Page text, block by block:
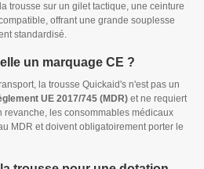
trousse sur un gilet tactique, une ceinture
offrant une grande souplesse
standardisé.
un marquage CE ?
la trousse Quickaid's n'est pas un
UE 2017/745 (MDR) et ne requiert
revanche, les consommables médicaux
MDR et doivent obligatoirement porter le